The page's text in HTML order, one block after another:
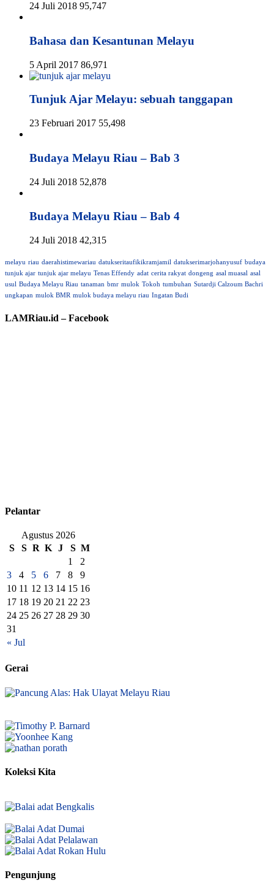
24 Juli 2018 95,747
Bahasa dan Kesantunan Melayu
5 April 2017 86,971
Tunjuk Ajar Melayu: sebuah tanggapan
23 Februari 2017 55,498
Budaya Melayu Riau – Bab 3
24 Juli 2018 52,878
Budaya Melayu Riau – Bab 4
24 Juli 2018 42,315
melayu riau daerahistimewariau datukseritaufikikramjamil datukserimarjohanyusuf budaya
tunjuk ajar tunjuk ajar melayu Tenas Effendy adat cerita rakyat dongeng asal muasal asal
usul Budaya Melayu Riau tanaman bmr mulok Tokoh tumbuhan Sutardji Calzoum Bachri
ungkapan mulok BMR mulok budaya melayu riau Ingatan Budi
LAMRiau.id – Facebook
Pelantar
Agustus 2026
S
S R K J S M
« Jul
1
2
3
4 5 6 7 8
9
10 11 12 13 14 15 16
17 18 19 20 21 22 23
24 25 26 27 28 29 30
31
Gerai
Koleksi Kita
Pengunjung